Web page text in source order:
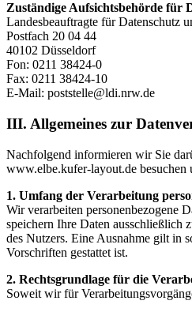
Zuständige Aufsichtsbehörde für
Landesbeauftragte für Datenschutz
Postfach 20 04 44
40102 Düsseldorf
Fon: 0211 38424-0
Fax: 0211 38424-10
E-Mail: poststelle@ldi.nrw.de
III. Allgemeines zur
Nachfolgend informieren wir Sie
www.elbe.kufer-layout.de besuchen
1. Umfang der Verarbeitung
Wir verarbeiten personenbezogene
speichern Ihre Daten ausschließlich
des Nutzers. Eine Ausnahme gilt in
Vorschriften gestattet ist.
2. Rechtsgrundlage für die
Soweit wir für